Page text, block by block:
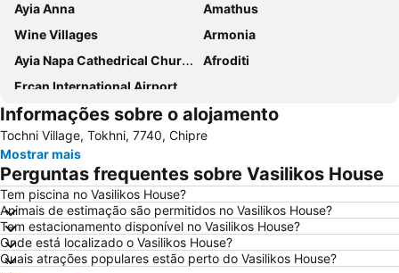
Ayia Anna
Amathus
Wine Villages
Armonia
Ayia Napa Cathedrical Church
Afroditi
Ercan International Airport
Informações sobre o alojamento
Tochni Village, Tokhni, 7740, Chipre
Mostrar mais
Perguntas frequentes sobre Vasilikos House
Tem piscina no Vasilikos House?
Animais de estimação são permitidos no Vasilikos House?
Tem estacionamento disponível no Vasilikos House?
Onde está localizado o Vasilikos House?
Quais atrações populares estão perto do Vasilikos House?